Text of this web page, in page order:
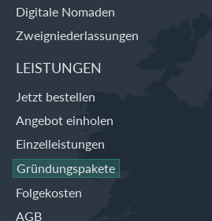
Digitale Nomaden
Zweigniederlassungen
LEISTUNGEN
Jetzt bestellen
Angebot einholen
Einzelleistungen
Gründungspakete
Folgekosten
AGB